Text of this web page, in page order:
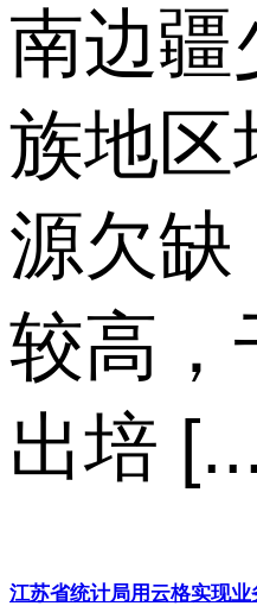
南边疆
族地区
源欠缺
较高，
出培
江苏省统计局用云格实现业